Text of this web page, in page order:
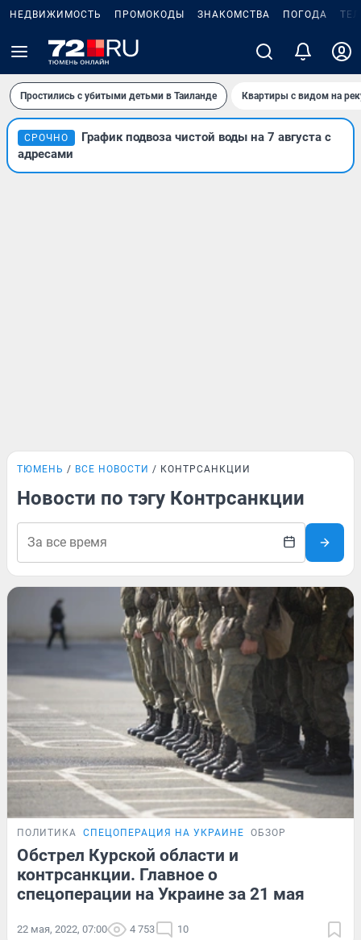
НЕДВИЖИМОСТЬ ПРОМОКОДЫ ЗНАКОМСТВА ПОГОДА
Простились с убитыми детьми в Таиланде Квартиры с видом на
СРОЧНО
График подвоза чистой воды на 7 августа с
адресами
ТЮМЕНЬ ВСЕ НОВОСТИ КОНТРСАНКЦИИ
Новости по тэгу Контрсанкции
ПОЛИТИКА СПЕЦОПЕРАЦИЯ НА УКРАИНЕ ОБЗОР
Обстрел Курской области и
контрсанкции. Главное о
спецоперации на Украине за 21 мая
22 мая, 2022, 07:00 4 753 10